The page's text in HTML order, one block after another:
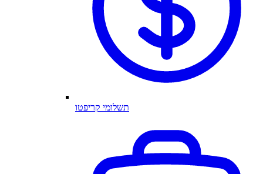
תשלומי קריפטו